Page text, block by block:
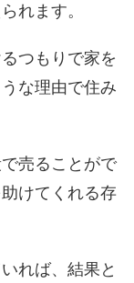
れます。
つもりで家を
な理由で住み
売ることがで
けてくれる存
れば、結果と